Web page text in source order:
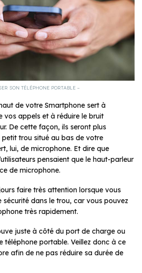
SON TÉLÉPHONE PORTABLE –
de votre Smartphone sert à
vos appels et à réduire le bruit
De cette façon, ils seront plus
petit trou situé au bas de votre
lui, de microphone. Et dire que
pensaient que le haut-parleur
de microphone.
faire très attention lorsque vous
sécurité dans le trou, car vous pouvez
très rapidement.
juste à côté du port de charge ou
téléphone portable. Veillez donc à ce
afin de ne pas réduire sa durée de